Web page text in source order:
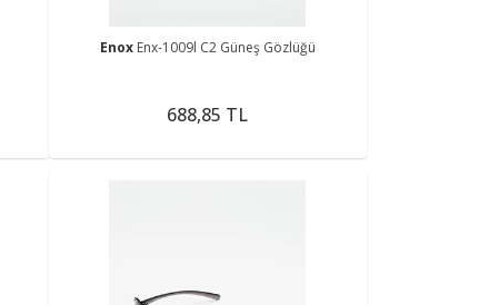
Enox Enx-1009l C2 Güneş Gözlüğü
688,85 TL